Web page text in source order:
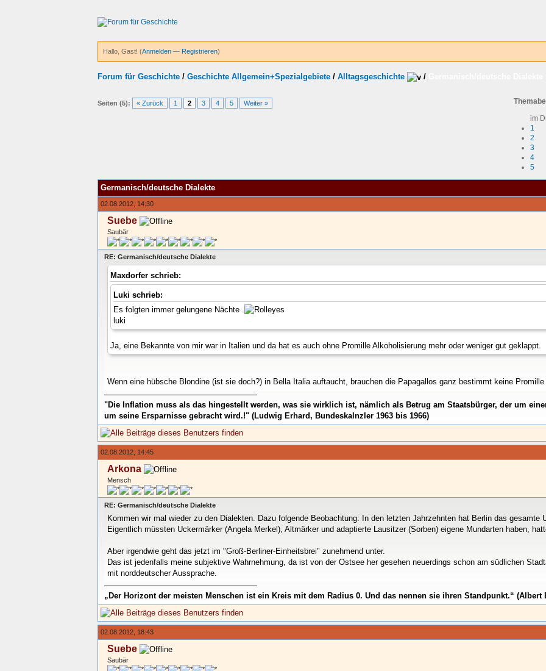
Hallo, Gast! (Anmelden — Registrieren)
Forum für Geschichte / Geschichte Allgemein+Spezialgebiete / Alltagsgeschichte /
Seiten (5): « Zurück 1 2 3 4 5 Weiter »
im
1
2
3
4
5
Germanisch/deutsche Dialekte
02.08.2012, 14:30
Suebe
Saubär
RE: Germanisch/deutsche Dialekte
Maxdorfer schrieb:
Luki schrieb:
Es folgten immer gelungene Nächte .
luki
Ja, eine Bekannte von mir war in Italien und da hat es auch ohne Promille Alkoholisierung mehr oder weniger gut geklappt.
Wenn eine hübsche Blondine (ist sie doch?) in Bella Italia auftaucht, brauchen die Papagallos ganz bestimmt keine
"Die Inflation muss als das hingestellt werden, was sie wirklich ist, nämlich als Betrug am Staatsbürger, der um
um seine Ersparnisse gebracht wird.!" (Ludwig Erhard, Bundeskalnzler 1963 bis 1966)
02.08.2012, 14:45
Arkona
Mensch
RE: Germanisch/deutsche Dialekte
Kommen wir mal wieder zu den Dialekten. Dazu folgende Beobachtung: In den letzten Jahrzehnten hat Berlin das gesamte
Eigentlich müssten Uckermärker (Angela Merkel), Altmärker und adaptierte Lausitzer (Sorben) eigene Mundarten haben,
Aber irgendwie geht das jetzt im "Groß-Berliner-Einheitsbrei" zunehmend unter.
Das ist jedenfalls meine subjektive Wahrnehmung, da ist von der Ostsee her gesehen neuerdings schon am südlichen
mit norddeutscher Aussprache.
„Der Horizont der meisten Menschen ist ein Kreis mit dem Radius 0. Und das nennen sie ihren Standpunkt.“ (Albert
02.08.2012, 18:43
Suebe
Saubär